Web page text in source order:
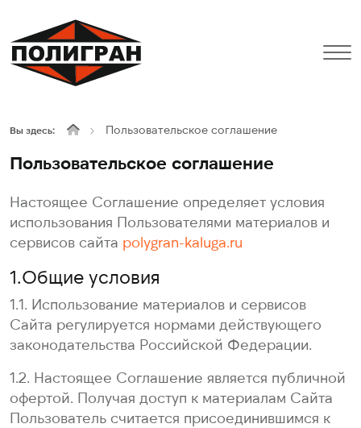
Вы здесь: Пользовательское соглашение
Пользовательское соглашение
Настоящее Соглашение определяет условия
использования Пользователями материалов и
сервисов сайта polygran-kaluga.ru
1.Общие условия
1.1. Использование материалов и сервисов
Сайта регулируется нормами действующего
законодательства Российской Федерации.
1.2. Настоящее Соглашение является публичной
офертой. Получая доступ к материалам Сайта
Пользователь считается присоединившимся к